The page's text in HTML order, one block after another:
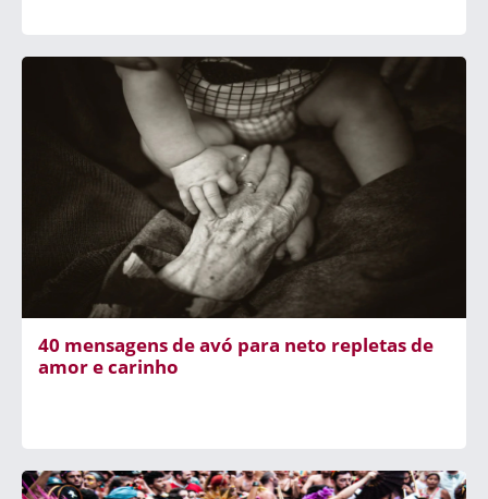
40 mensagens de avó para neto repletas de
amor e carinho